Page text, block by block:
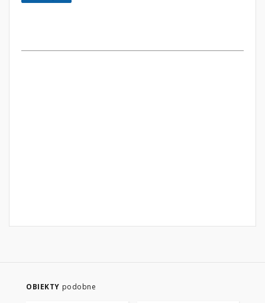
OBIEKTY podobne